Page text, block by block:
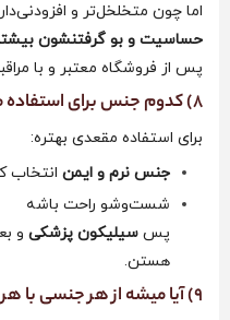
اما چون متخلخل‌تر و
حساسیت و بو گرفتنشون
پس از فروشگاه معتبر و با
8) کدوم جنس برای استفاده مقعدی بهتره؟
برای استفاده مقعدی بهتره:
جنس نرم و ایمن انتخاب
شست‌وشو راحت باشه
پس سیلیکون پزشکی و
هستن.
9) آیا میشه از هر جنسی با هر لوبی استفاده کرد؟